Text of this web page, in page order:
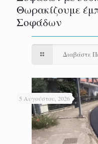
Θωρακίζουμε
Σοφάδων
Διαβάστε
5 Αυγούστου, 2026